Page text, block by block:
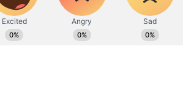
ప్లాట్‌ఫామ్‌గా మారింది. ఈ డీల్ ప్రకారం కునాల్
మెన్లో పార్క్‌లో ఉన్న మెటా
లీడ్ చేస్తారు.